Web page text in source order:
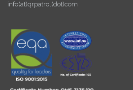
info(at)qrpatrol(dot)com